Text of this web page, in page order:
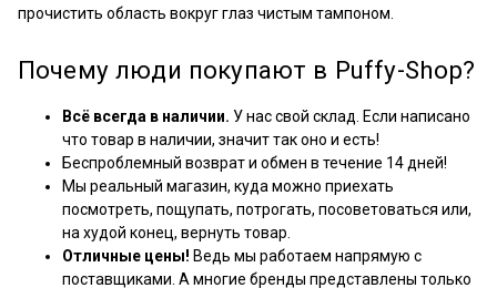
прочистить область вокруг глаз чистым тампоном.
Почему люди покупают в Puffy-Shop?
Всё всегда в наличии. У нас свой склад. Если написано
что товар в наличии, значит так оно и есть!
Беспроблемный возврат и обмен в течение 14 дней!
Мы реальный магазин, куда можно приехать
посмотреть, пощупать, потрогать, посоветоваться или,
на худой конец, вернуть товар.
Отличные цены! Ведь мы работаем напрямую с
поставщиками. А многие бренды представлены только